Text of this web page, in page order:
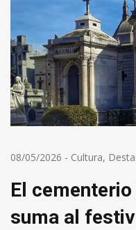
08/05/2026 - Cultura,
El
suma al